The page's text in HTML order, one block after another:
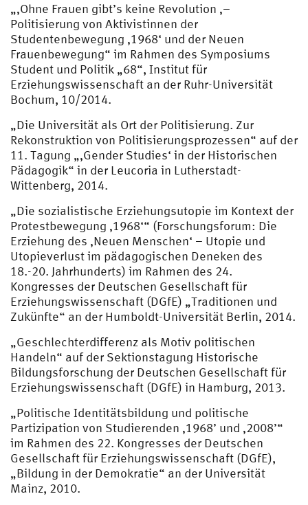
„‚Ohne Frauen gibt’s keine Revolution ‚–
Politisierung von Aktivistinnen der
Studentenbewegung ‚1968‘ und der Neuen
Frauenbewegung“ im Rahmen des Symposiums
Student und Politik „68“, Institut für
Erziehungswissenschaft an der Ruhr-Universität
Bochum, 10/2014.
„Die Universität als Ort der Politisierung. Zur
Rekonstruktion von Politisierungsprozessen“ auf der
11. Tagung „‚Gender Studies‘ in der Historischen
Pädagogik“ in der Leucoria in Lutherstadt-
Wittenberg, 2014.
„Die sozialistische Erziehungsutopie im Kontext der
Protestbewegung ‚1968‘“ (Forschungsforum: Die
Erziehung des ‚Neuen Menschen‘ – Utopie und
Utopieverlust im pädagogischen Deneken des
18.-20. Jahrhunderts) im Rahmen des 24.
Kongresses der Deutschen Gesellschaft für
Erziehungswissenschaft (DGfE) „Traditionen und
Zukünfte“ an der Humboldt-Universität Berlin, 2014.
„Geschlechterdifferenz als Motiv politischen
Handeln“ auf der Sektionstagung Historische
Bildungsforschung der Deutschen Gesellschaft für
Erziehungswissenschaft (DGfE) in Hamburg, 2013.
„Politische Identitätsbildung und politische
Partizipation von Studierenden ‚1968’ und ‚2008’“
im Rahmen des 22. Kongresses der Deutschen
Gesellschaft für Erziehungswissenschaft (DGfE),
„Bildung in der Demokratie“ an der Universität
Mainz, 2010.